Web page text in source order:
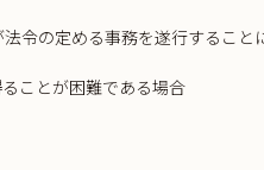
令の定める事務を遂行すること
ことが困難である場合